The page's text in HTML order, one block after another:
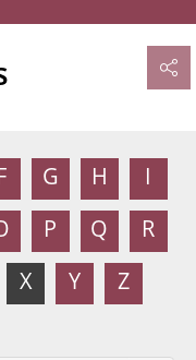
G H I
P Q R
X Y Z